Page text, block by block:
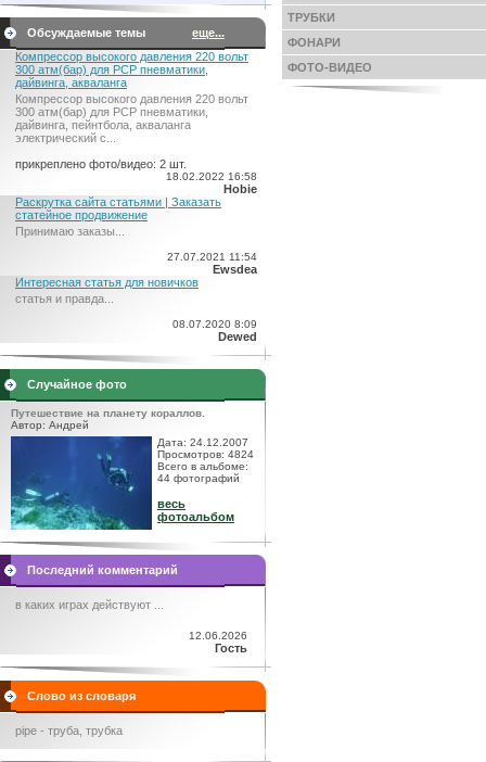
Обсуждаемые темы
еще...
Компрессор высокого давления 220 вольт
300 атм(бар) для PCP пневматики,
дайвинга, акваланга
Компрессор высокого давления 220 вольт
300 атм(бар) для PCP пневматики,
дайвинга, пейнтбола, акваланга
электрический c...
прикреплено фото/видео: 2 шт.
18.02.2022 16:58
Hobie
Раскрутка сайта статьями | Заказать
статейное продвижение
Принимаю заказы...
27.07.2021 11:54
Ewsdea
Интересная статья для новичков
статья и правда...
08.07.2020 8:09
Dewed
Случайное фото
Путешествие на планету кораллов.
Автор: Андрей
Дата: 24.12.2007
Просмотров: 4824
Всего в альбоме:
44 фотографий
весь
фотоальбом
Последний комментарий
в каких играх действуют ...
12.06.2026
Гость
Слово из словаря
pipe - труба, трубка
ТРУБКИ
ФОНАРИ
ФОТО-ВИДЕО